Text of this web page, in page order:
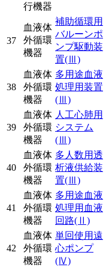
行機器
37
血液体
外循環
機器
補助循環用
バルーンポ
ンプ駆動装
置(Ⅲ)
38
血液体
外循環
機器
多用途血液
処理用装置
(Ⅲ)
39
血液体
外循環
機器
人工心肺用
システム
(Ⅲ)
40
血液体
外循環
機器
多人数用透
析液供給装
置(Ⅲ)
41
血液体
外循環
機器
多用途血液
処理用血液
回路(Ⅱ)
42
血液体
外循環
機器
単回使用遠
心ポンプ
(Ⅳ)